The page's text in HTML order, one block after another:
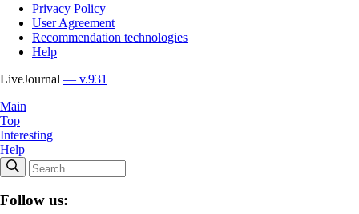
Privacy Policy
User Agreement
Recommendation technologies
Help
LiveJournal — v.931
Main
Top
Interesting
Help
Follow us: